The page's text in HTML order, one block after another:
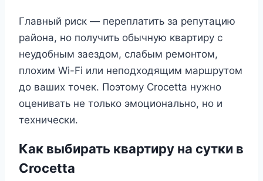
Главный риск — переплатить за репутацию
района, но получить обычную квартиру с
неудобным заездом, слабым ремонтом,
плохим Wi-Fi или неподходящим маршрутом
до ваших точек. Поэтому Crocetta нужно
оценивать не только эмоционально, но и
технически.
Как выбирать квартиру на сутки в
Crocetta